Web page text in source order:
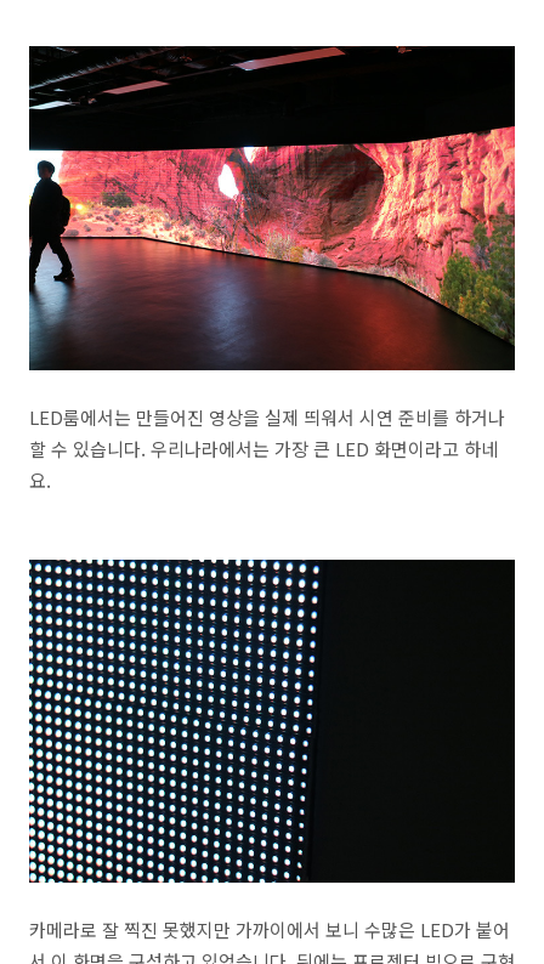
LED룸에서는 만들어진 영상을 실제 띄워서 시연 준비를 하거나
할 수 있습니다. 우리나라에서는 가장 큰 LED 화면이라고 하네
요.
카메라로 잘 찍진 못했지만 가까이에서 보니 수많은 LED가 붙어